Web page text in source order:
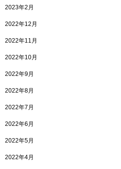
2023年2月
2022年12月
2022年11月
2022年10月
2022年9月
2022年8月
2022年7月
2022年6月
2022年5月
2022年4月